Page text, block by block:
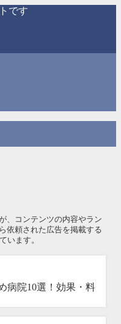
です
、コンテンツの内容やラン
依頼された広告を掲載する
います。
病院10選！効果・料